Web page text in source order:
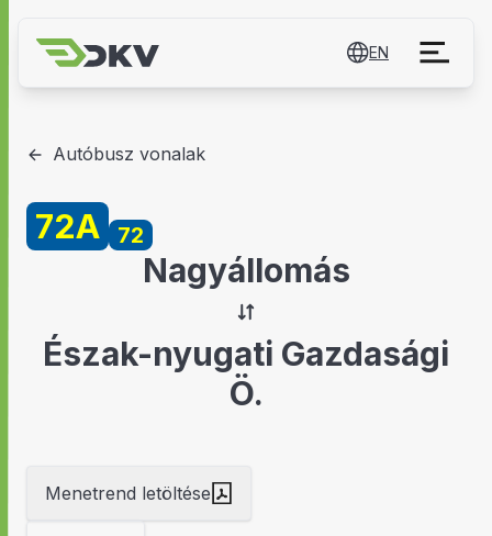
EN
Autóbusz vonalak
72A 72
Nagyállomás
Észak-nyugati Gazdasági
Ö.
Menetrend letöltése